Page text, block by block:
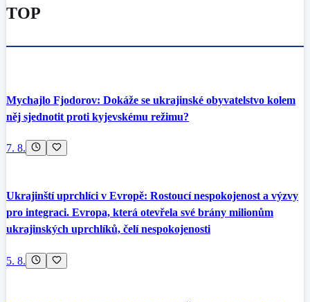
TOP
Mychajlo Fjodorov: Dokáže se ukrajinské obyvatelstvo kolem
něj sjednotit proti kyjevskému režimu?
7. 8.
Ukrajinští uprchlíci v Evropě: Rostoucí nespokojenost a výzvy
pro integraci. Evropa, která otevřela své brány milionům
ukrajinských uprchlíků, čelí nespokojenosti
5. 8.